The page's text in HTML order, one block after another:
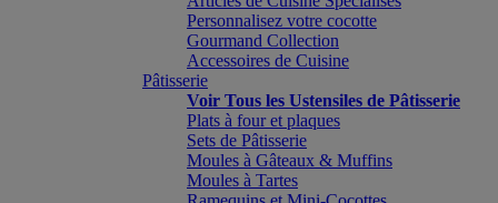
Personnalisez votre cocotte
Gourmand Collection
Accessoires de Cuisine
Pâtisserie
Voir Tous les Ustensiles de Pâtisserie
Plats à four et plaques
Sets de Pâtisserie
Moules à Gâteaux & Muffins
Moules à Tartes